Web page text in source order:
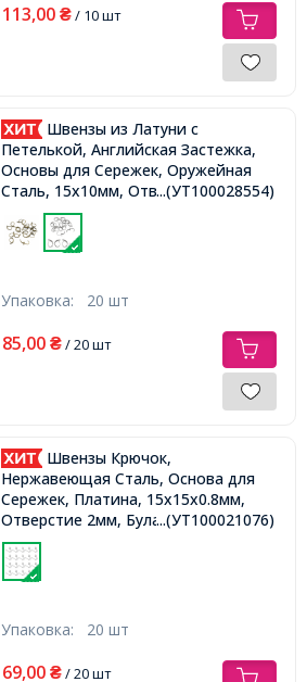
113,00 ₴/ 10 шт
Швензы из Латуни c
Петелькой, Английская Застежка,
Основы для Сережек, Оружейная
Сталь, 15х10мм, Отверстие 1мм,
...(УТ100028554)
Упаковка: 20 шт
85,00 ₴/ 20 шт
Швензы Крючок,
Нержавеющая Сталь, Основа для
Сережек, Платина, 15х15х0.8мм,
Отверстие 2мм, Булавка 0.8мм,
...(УТ100021076)
Упаковка: 20 шт
69,00 ₴/ 20 шт